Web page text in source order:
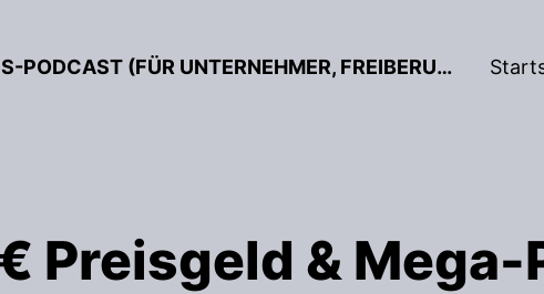
BESSER GRÜNDEN – DER GRÜNDUNGS-PODCAST (FÜR UNTERNEHMER, FREIBERUFLER & START-UPS)
Preisgeld & Mega-